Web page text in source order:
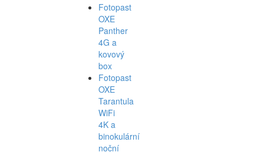
Fotopast
OXE
Panther
4G a
kovový
box
Fotopast
OXE
Tarantula
WiFi
4K a
binokulární
noční